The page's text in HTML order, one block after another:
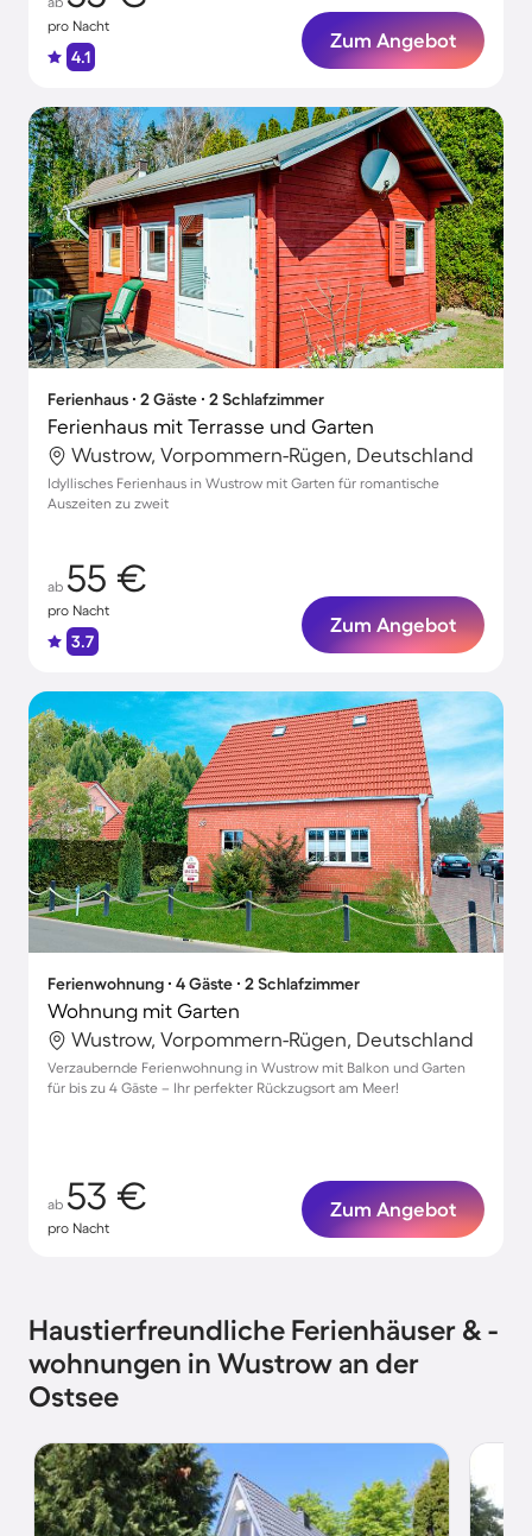
pro Nacht
4.1
Zum Angebot
Ferienhaus ∙ 2 Gäste ∙ 2 Schlafzimmer
Ferienhaus mit Terrasse und Garten
Wustrow, Vorpommern-Rügen, Deutschland
Idyllisches Ferienhaus in Wustrow mit Garten für romantische
Auszeiten zu zweit
ab 55 €
pro Nacht
3.7
Zum Angebot
Ferienwohnung ∙ 4 Gäste ∙ 2 Schlafzimmer
Wohnung mit Garten
Wustrow, Vorpommern-Rügen, Deutschland
Verzaubernde Ferienwohnung in Wustrow mit Balkon und Garten
für bis zu 4 Gäste – Ihr perfekter Rückzugsort am Meer!
ab 53 €
pro Nacht
Zum Angebot
Haustierfreundliche Ferienhäuser & -
wohnungen in Wustrow an der
Ostsee